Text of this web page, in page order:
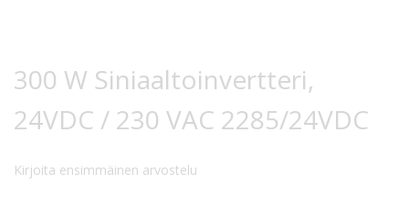
loppuun
alkuun
300 W Siniaaltoinvertteri,
24VDC / 230 VAC 2285/24VDC
Kirjoita ensimmäinen arvostelu